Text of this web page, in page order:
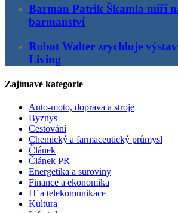
Barman Patrik Škamla míří
barmanství
Robot Walter zrychluje
Living
Zajímavé kategorie
Auto-moto, doprava a stroje
Byznys
Cestování
Chemický a farmaceutický průmysl
Článek
Článek PR
Energetika a suroviny
Finance a ekonomika
IT a telekomunikace
Kultura